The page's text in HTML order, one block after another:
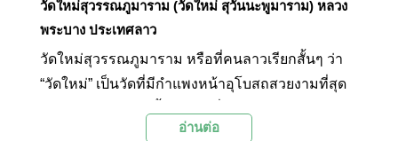
วัดใหม่สุวรรณภูมาราม (วัดใหม่ สุวันนะพูมาราม) หลวง
พระบาง ประเทศลาว
วัดใหม่สุวรรณภูมาราม หรือที่คนลาวเรียกสั้นๆ ว่า
“วัดใหม่” เป็นวัดที่มีกำแพงหน้าอุโบสถสวยงามที่สุด
ดรชาดกและรามเกียรติ์ได้อย่างดี ทำให้วัดใหม่
อ่านต่อ